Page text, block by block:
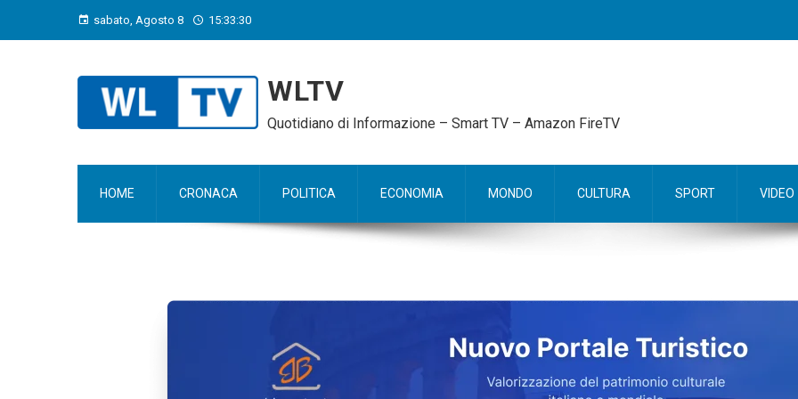
sabato, Agosto 8 15:33:32
WLTV
Quotidiano di Informazione – Smart TV – Amazon FireTV
HOME CRONACA POLITICA ECONOMIA MONDO CULTURA SPORT VIDEO